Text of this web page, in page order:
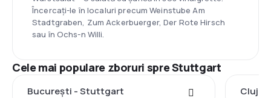
Încercați-le în localuri precum Weinstube Am
Stadtgraben, Zum Ackerbuerger, Der Rote Hirsch
sau în Ochs-n Willi.
Cele mai populare zboruri spre Stuttgart
București - Stuttgart Cluj-